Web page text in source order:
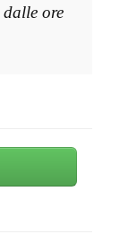
dalle ore